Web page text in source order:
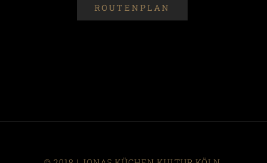
ROUTENPLAN